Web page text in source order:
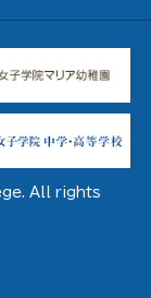
All rights